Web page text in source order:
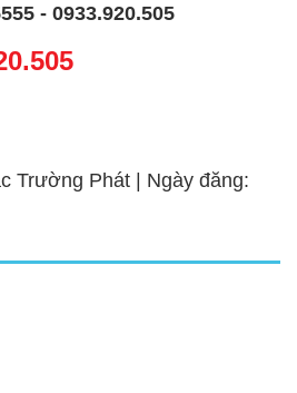
- 0933.920.505
Trường Phát | Ngày đăng: